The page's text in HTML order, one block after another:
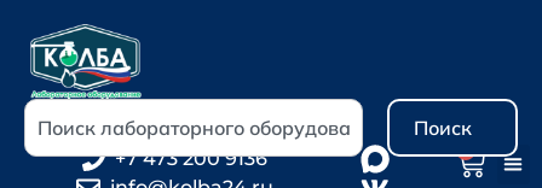
Поиск
+7 473 200 9136